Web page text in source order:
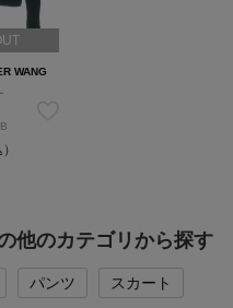
WANG
他のカテゴリから探す
パンツ
スカート